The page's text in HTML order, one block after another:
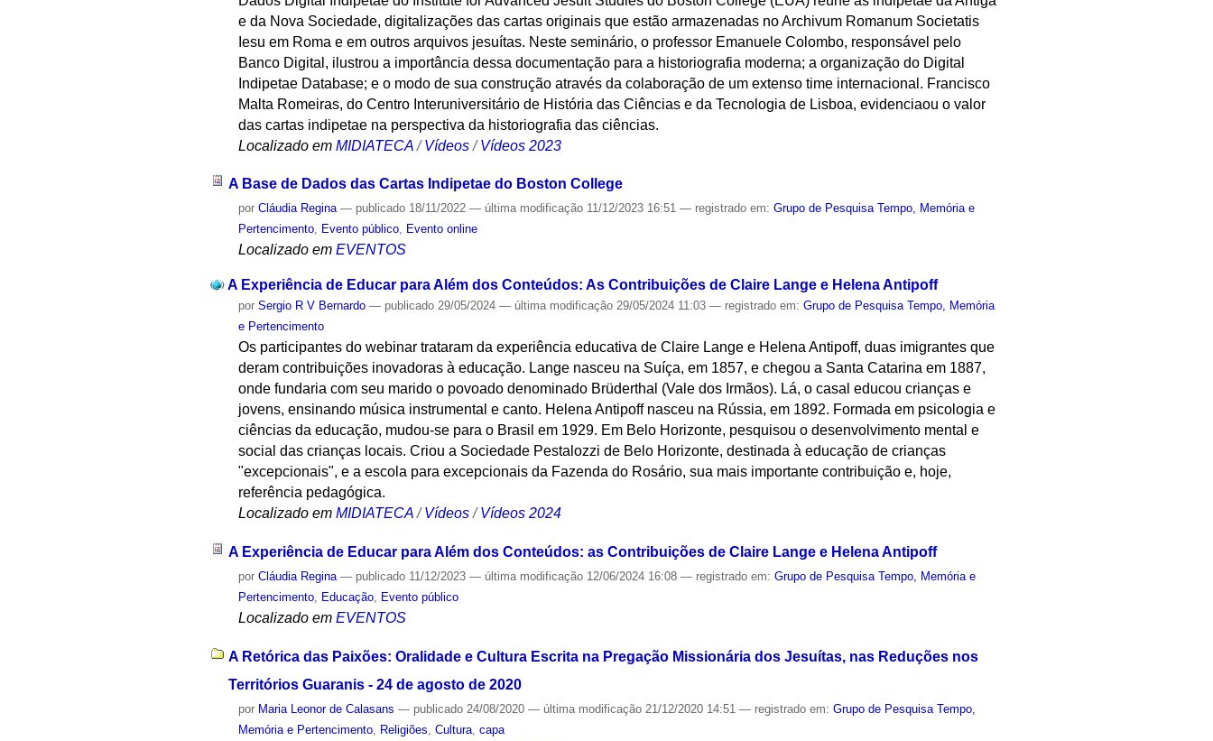
e da Nova Sociedade, digitalizações das cartas originais que estão armazenadas no Archivum Romanum Societatis
Iesu em Roma e em outros arquivos jesuítas. Neste seminário, o professor Emanuele Colombo, responsável pelo
Banco Digital, ilustrou a importância dessa documentação para a historiografia moderna; a organização do Digital
Indipetae Database; e o modo de sua construção através da colaboração de um extenso time internacional. Francisco
Malta Romeiras, do Centro Interuniversitário de História das Ciências e da Tecnologia de Lisboa, evidenciaou o valor
das cartas indipetae na perspectiva da historiografia das ciências.
Localizado em MIDIATECA /Vídeos /Vídeos 2023
A Base de Dados das Cartas Indipetae do Boston College
porCláudia Regina — publicado 18/11/2022— última modificação 11/12/2023 16:51— registrado em:Grupo de Pesquisa Tempo, Memória e
Pertencimento, Evento público, Evento online
Localizado em EVENTOS
A Experiência de Educar para Além dos Conteúdos: As Contribuições de Claire Lange e Helena Antipoff
porSergio R V Bernardo — publicado 29/05/2024— última modificação 29/05/2024 11:03— registrado em:Grupo de Pesquisa Tempo, Memória
e Pertencimento
Os participantes do webinar trataram da experiência educativa de Claire Lange e Helena Antipoff, duas imigrantes que
deram contribuições inovadoras à educação. Lange nasceu na Suíça, em 1857, e chegou a Santa Catarina em 1887,
onde fundaria com seu marido o povoado denominado Brüderthal (Vale dos Irmãos). Lá, o casal educou crianças e
jovens, ensinando música instrumental e canto. Helena Antipoff nasceu na Rússia, em 1892. Formada em psicologia e
ciências da educação, mudou-se para o Brasil em 1929. Em Belo Horizonte, pesquisou o desenvolvimento mental e
social das crianças locais. Criou a Sociedade Pestalozzi de Belo Horizonte, destinada à educação de crianças
"excepcionais", e a escola para excepcionais da Fazenda do Rosário, sua mais importante contribuição e, hoje,
referência pedagógica.
Localizado em MIDIATECA /Vídeos /Vídeos 2024
A Experiência de Educar para Além dos Conteúdos: as Contribuições de Claire Lange e Helena Antipoff
porCláudia Regina — publicado 11/12/2023— última modificação 12/06/2024 16:08— registrado em:Grupo de Pesquisa Tempo, Memória e
Pertencimento
Educação Evento público
Localizado em EVENTOS
A Retórica das Paixões: Oralidade e Cultura Escrita na Pregação Missionária dos Jesuítas, nas Reduções nos
Territórios Guaranis - 24 de agosto de 2020
por Maria Leonor de Calasans — publicado 24/08/2020— última modificação 21/12/2020 14:51— registrado em:Grupo de Pesquisa Tempo,
Memória e Pertencimento Religiões ,Cultura ,capa